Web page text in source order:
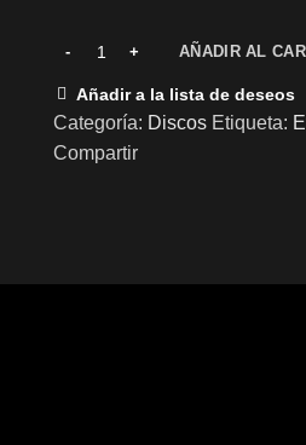
AÑADIR AL
Añadir a la lista de deseos
Categoría: Discos Etiqueta:
Compartir